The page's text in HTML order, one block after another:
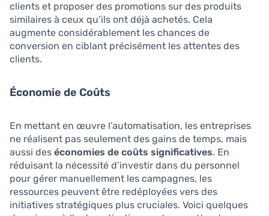
clients et proposer des promotions sur des produits
similaires à ceux qu’ils ont déjà achetés. Cela
augmente considérablement les chances de
conversion en ciblant précisément les attentes des
clients.
Économie de Coûts
En mettant en œuvre l’automatisation, les entreprises
ne réalisent pas seulement des gains de temps, mais
aussi des économies de coûts significatives. En
réduisant la nécessité d’investir dans du personnel
pour gérer manuellement les campagnes, les
ressources peuvent être redéployées vers des
initiatives stratégiques plus cruciales. Voici quelques